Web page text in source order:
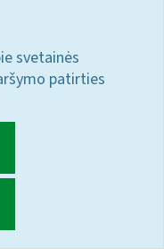
svetainės
patirties